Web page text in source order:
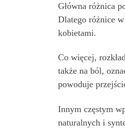
Główna różnica
Dlatego różnice
kobietami.
Co więcej,
także na ból,
powoduje
Innym częstym
naturalnych i